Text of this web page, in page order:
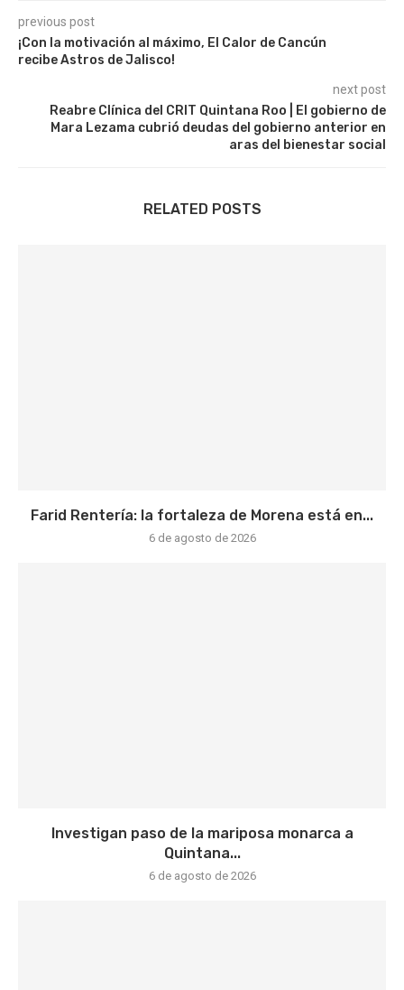
previous post
¡Con la motivación al máximo, El Calor de Cancún
recibe Astros de Jalisco!
next post
Reabre Clínica del CRIT Quintana Roo | El gobierno de
Mara Lezama cubrió deudas del gobierno anterior en
aras del bienestar social
RELATED POSTS
Farid Rentería: la fortaleza de Morena está en...
6 de agosto de 2026
Investigan paso de la mariposa monarca a
Quintana...
6 de agosto de 2026